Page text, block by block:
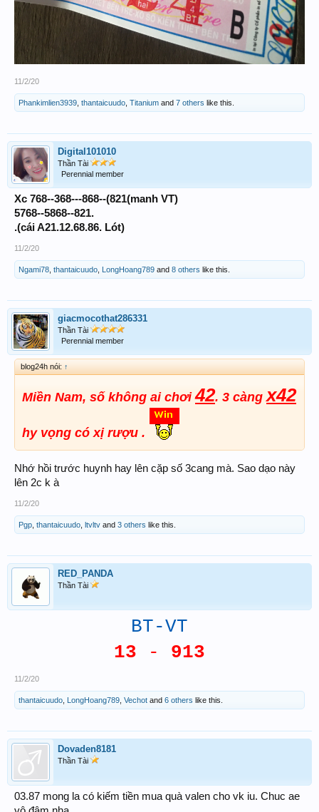
11/2/20
Phankimlien3939 thantaicuudo Titanium and 7 others like this.
Digital101010
Thần Tài
Perennial member
Xc 768--368---868--(821(manh VT)
5768--5868--821.
.(cái A21.12.68.86. Lót)
11/2/20
Ngami78 thantaicuudo LongHoang789 and 8 others like this.
giacmocothat286331
Thần Tài
Perennial member
blog24h nói: ↑
Miền Nam, số không ai chơi42. 3 càngx42
hy vọng có xị rượu .
Nhớ hồi trước huynh hay lên cặp số 3cang mà. Sao dạo này
lên 2c k à
11/2/20
Pgp thantaicuudo ltvltv and 3 others like this.
RED_PANDA
Thần Tài
BT-VT
13 - 913
11/2/20
thantaicuudo LongHoang789 Vechot and 6 others like this.
Dovaden8181
Thần Tài
03.87 mong la có kiếm tiền mua quà valen cho vk iu. Chuc ae